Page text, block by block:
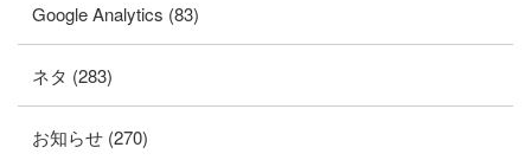
Google Analytics (83)
ネタ (283)
お知らせ (270)